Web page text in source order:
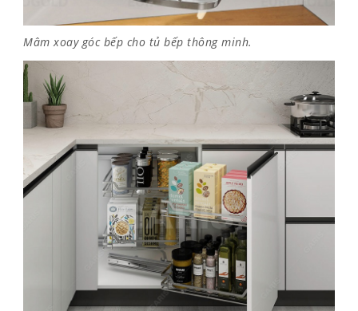
Mâm xoay góc bếp cho tủ bếp thông minh.